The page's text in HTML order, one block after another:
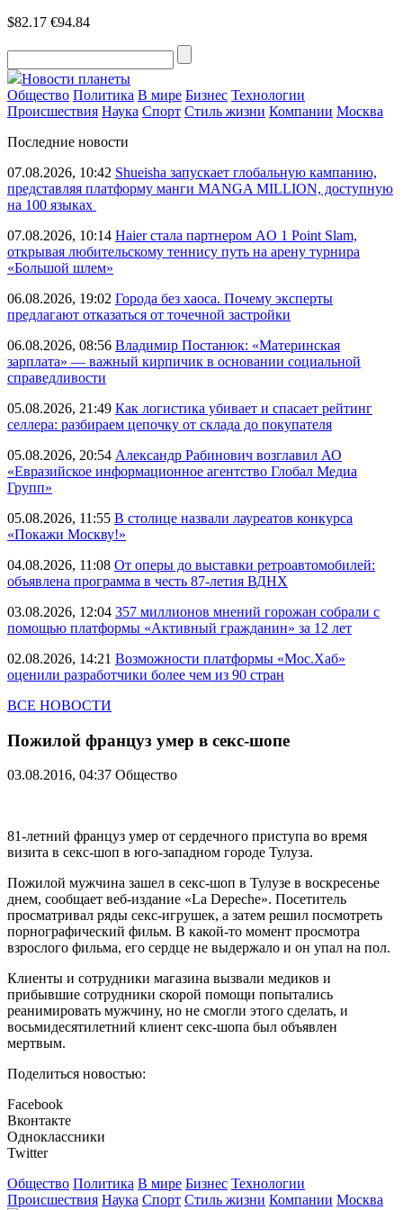
$82.17 €94.84
Новости планеты
Общество Политика В мире Бизнес Технологии
Происшествия Наука Спорт Стиль жизни Компании Москва
Последние новости
07.08.2026, 10:42 Shueisha запускает глобальную кампанию,
представляя платформу манги MANGA MILLION, доступную
на 100 языках
07.08.2026, 10:14 Haier стала партнером AO 1 Point Slam,
открывая любительскому теннису путь на арену турнира
«Большой шлем»
06.08.2026, 19:02 Города без хаоса. Почему эксперты
предлагают отказаться от точечной застройки
06.08.2026, 08:56 Владимир Постанюк: «Материнская
зарплата» — важный кирпичик в основании социальной
справедливости
05.08.2026, 21:49 Как логистика убивает и спасает рейтинг
селлера: разбираем цепочку от склада до покупателя
05.08.2026, 20:54 Александр Рабинович возглавил АО
«Евразийское информационное агентство Глобал Медиа
Групп»
05.08.2026, 11:55 В столице назвали лауреатов конкурса
«Покажи Москву!»
04.08.2026, 11:08 От оперы до выставки ретроавтомобилей:
объявлена программа в честь 87-летия ВДНХ
03.08.2026, 12:04 357 миллионов мнений горожан собрали с
помощью платформы «Активный гражданин» за 12 лет
02.08.2026, 14:21 Возможности платформы «Мос.Хаб»
оценили разработчики более чем из 90 стран
ВСЕ НОВОСТИ
Пожилой француз умер в секс-шопе
03.08.2016, 04:37 Общество
81-летний француз умер от сердечного приступа во время
визита в секс-шоп в юго-западном городе Тулуза.
Пожилой мужчина зашел в секс-шоп в Тулузе в воскресенье
днем, сообщает веб-издание «La Depeche». Посетитель
просматривал ряды секс-игрушек, а затем решил посмотреть
порнографический фильм. В какой-то момент просмотра
взрослого фильма, его сердце не выдержало и он упал на пол.
Клиенты и сотрудники магазина вызвали медиков и
прибывшие сотрудники скорой помощи попытались
реанимировать мужчину, но не смогли этого сделать, и
восьмидесятилетний клиент секс-шопа был объявлен
мертвым.
Поделиться новостью:
Facebook
Вконтакте
Одноклассники
Twitter
Общество Политика В мире Бизнес Технологии
Происшествия Наука Спорт Стиль жизни Компании Москва